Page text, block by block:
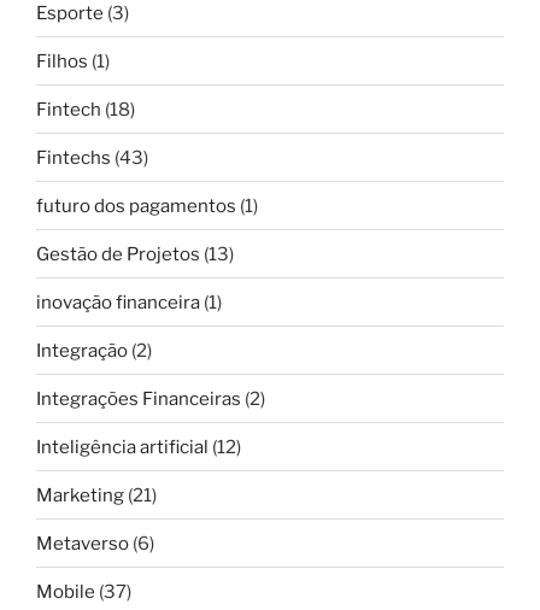
Esporte (3)
Filhos (1)
Fintech (18)
Fintechs (43)
futuro dos pagamentos (1)
Gestão de Projetos (13)
inovação financeira (1)
Integração (2)
Integrações Financeiras (2)
Inteligência artificial (12)
Marketing (21)
Metaverso (6)
Mobile (37)